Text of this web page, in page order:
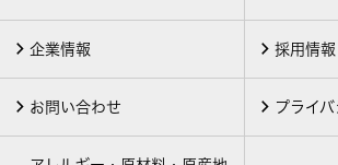
企業情報 採用情報
お問い合わせ プライ